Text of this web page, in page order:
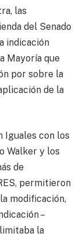
las
del Senado
indicación
Mayoría que
por sobre la
de la
Iguales con los
Walker y los
de
permitieron
modificación,
–
la